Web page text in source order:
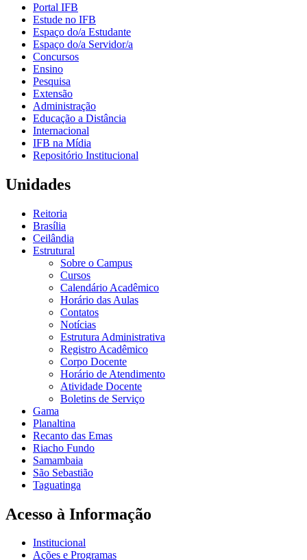
Portal IFB
Estude no IFB
Espaço do/a Estudante
Espaço do/a Servidor/a
Concursos
Ensino
Pesquisa
Extensão
Administração
Educação a Distância
Internacional
IFB na Mídia
Repositório Institucional
Unidades
Reitoria
Brasília
Ceilândia
Estrutural
Sobre o Campus
Cursos
Calendário Acadêmico
Horário das Aulas
Contatos
Notícias
Estrutura Administrativa
Registro Acadêmico
Corpo Docente
Horário de Atendimento
Atividade Docente
Boletins de Serviço
Gama
Planaltina
Recanto das Emas
Riacho Fundo
Samambaia
São Sebastião
Taguatinga
Acesso à Informação
Institucional
Ações e Programas